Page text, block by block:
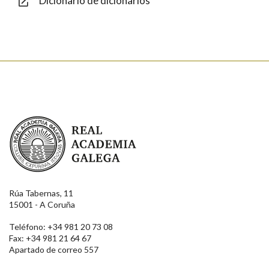
Real Academia Galega
Rúa Tabernas, 11
15001 - A Coruña
Teléfono: +34 981 20 73 08
Fax: +34 981 21 64 67
Apartado de correo 557